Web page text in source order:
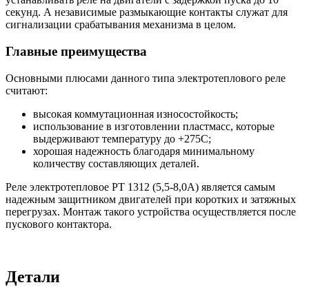
секунд. А независимые размыкающие контакты служат для
сигнализации срабатывания механизма в целом.
Главные преимущества
Основными плюсами данного типа электротеплового реле
считают:
высокая коммутационная износостойкость;
использование в изготовлении пластмасс, которые
выдерживают температуру до +275С;
хорошая надежность благодаря минимальному
количеству составляющих деталей.
Реле электротепловое PT 1312 (5,5-8,0А) является самым
надежным защитником двигателей при коротких и затяжных
перегрузах. Монтаж такого устройства осуществляется после
пускового контактора.
Детали